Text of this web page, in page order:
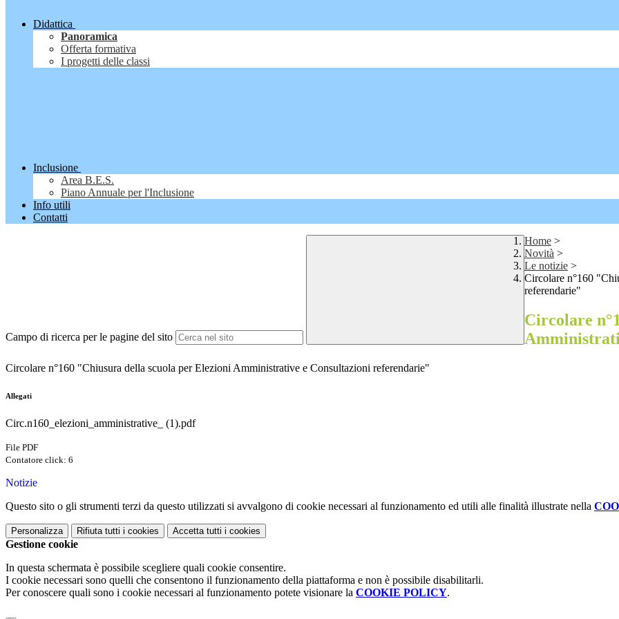
Didattica
Panoramica
Offerta formativa
I progetti delle classi
Inclusione
Area B.E.S.
Piano Annuale per l'Inclusione
Info utili
Contatti
Campo di ricerca per le pagine del sito
Home >
Novità >
Le notizie >
Circolare n°160
referendarie"
Circolare
Circolare n°160 "Chiusura della scuola per Elezioni Amministrative e Consultazioni referendarie"
Allegati
Circ.n160_elezioni_amministrative_ (1).pdf
File PDF
Contatore click: 6
Notizie
Questo sito o gli strumenti terzi da questo utilizzati si avvalgono di cookie necessari al funzionamento ed utili alle finalità illustrate nella
Personalizza Rifiuta tutti i cookies Accetta tutti i cookies
Gestione cookie
In questa schermata è possibile scegliere quali cookie consentire.
I cookie necessari sono quelli che consentono il funzionamento della piattaforma e non è possibile disabilitarli.
Per conoscere quali sono i cookie necessari al funzionamento potete visionare la COOKIE POLICY.